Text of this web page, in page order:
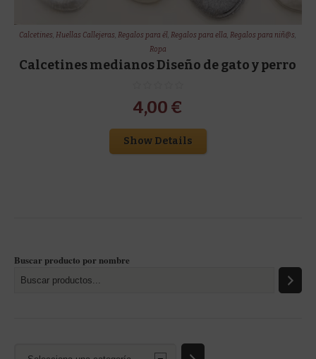
Calcetines,Huellas Callejeras,Regalos para él,Regalos para ella,Regalos para niñ@s,
Ropa
Calcetines medianos Diseño de gato y perro
4,00 €
Show Details
Buscar producto por nombre